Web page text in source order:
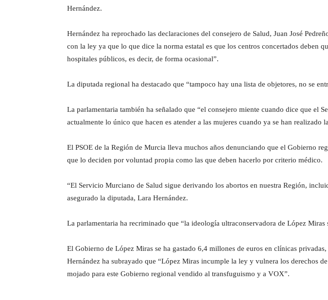
Hernández.
Hernández ha reprochado las declaraciones del consejero de Salud, Juan José
con la ley ya que lo que dice la norma estatal es que los centros concertados deben
hospitales públicos, es decir, de forma ocasional”.
La diputada regional ha destacado que “tampoco hay una lista de objetores, no se
La parlamentaria también ha señalado que “el consejero miente cuando dice que el
actualmente lo único que hacen es atender a las mujeres cuando ya se han realizado
El PSOE de la Región de Murcia lleva muchos años denunciando que el Gobierno
que lo deciden por voluntad propia como las que deben hacerlo por criterio médico.
“El Servicio Murciano de Salud sigue derivando los abortos en nuestra Región,
asegurado la diputada, Lara Hernández.
La parlamentaria ha recriminado que “la ideología ultraconservadora de López Miras
El Gobierno de López Miras se ha gastado 6,4 millones de euros en clínicas
Hernández ha subrayado que “López Miras incumple la ley y vulnera los derechos
mojado para este Gobierno regional vendido al transfuguismo y a VOX”.